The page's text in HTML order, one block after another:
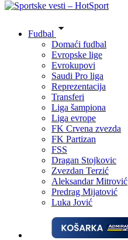
Fudbal
Domaći fudbal
Evropske lige
Evrokupovi
Saudi Pro liga
Reprezentacija
Transferi
Liga šampiona
Liga evrope
FK Crvena zvezda
FK Partizan
FSS
Dragan Stojkovic
Zvezdan Terzić
Aleksandar Mitrović
Predrag Mijatović
Luka Jović